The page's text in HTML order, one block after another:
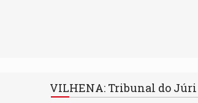
VILHENA: Tribunal do